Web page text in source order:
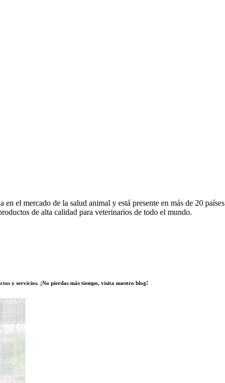
el mercado de la salud animal y está presente en más de 20
de alta calidad para veterinarios de todo el mundo.
y servicios. ¡No pierdas más tiempo, visita nuestro blog!